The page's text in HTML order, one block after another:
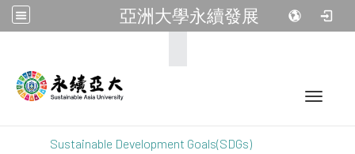
亞洲大學永續發展
Toggle
Sustainable Development Goals(SDGs)